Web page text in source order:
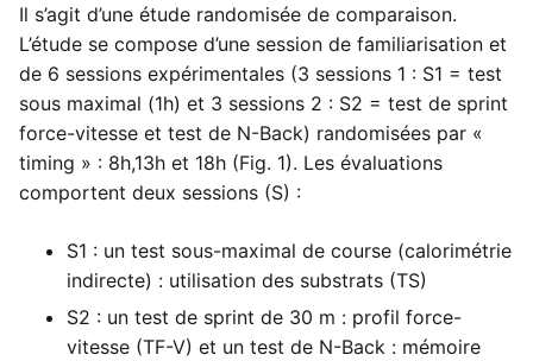
Il s’agit d’une étude randomisée de comparaison.
L’étude se compose d’une session de familiarisation et
de 6 sessions expérimentales (3 sessions 1 : S1 = test
sous maximal (1h) et 3 sessions 2 : S2 = test de sprint
force-vitesse et test de N-Back) randomisées par «
timing » : 8h,13h et 18h (Fig. 1). Les évaluations
comportent deux sessions (S) :
S1 : un test sous-maximal de course (calorimétrie
indirecte) : utilisation des substrats (TS)
S2 : un test de sprint de 30 m : profil force-
vitesse (TF-V) et un test de N-Back : mémoire